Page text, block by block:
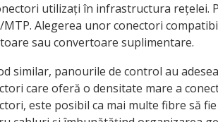
utilizați în infrastructura rețelei.
MTP. Alegerea unor conectori
sau convertoare suplimentare.
similar, panourile de control au
care oferă o densitate mare a
este posibil ca mai multe fibre să